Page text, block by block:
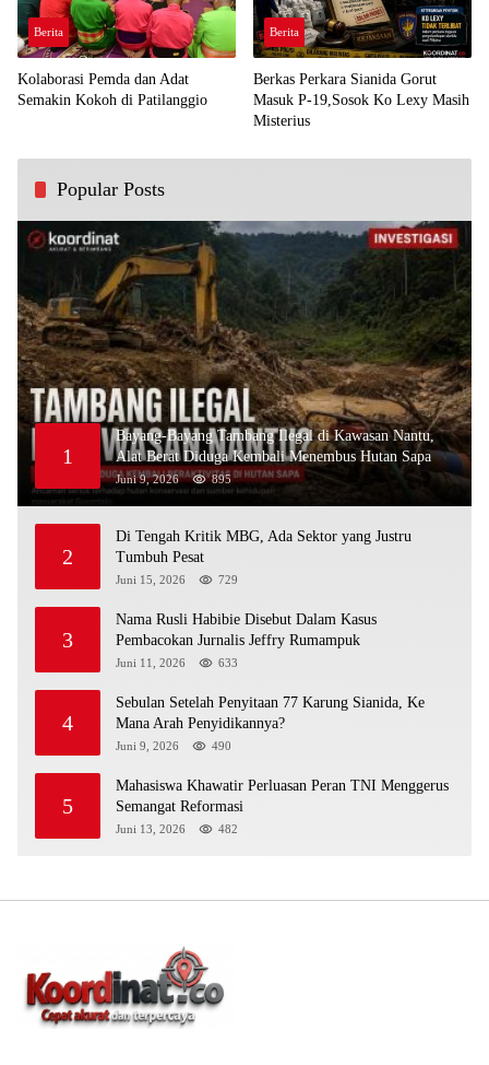
Berita
Kolaborasi Pemda dan Adat
Semakin Kokoh di Patilanggio
Berita
Berkas Perkara Sianida Gorut
Masuk P-19,Sosok Ko Lexy Masih
Misterius
Popular Posts
1
Bayang-Bayang Tambang Ilegal di Kawasan Nantu,
Alat Berat Diduga Kembali Menembus Hutan Sapa
Juni 9, 2026 895
2
Di Tengah Kritik MBG, Ada Sektor yang Justru
Tumbuh Pesat
Juni 15, 2026 729
3
Nama Rusli Habibie Disebut Dalam Kasus
Pembacokan Jurnalis Jeffry Rumampuk
Juni 11, 2026 633
4
Sebulan Setelah Penyitaan 77 Karung Sianida, Ke
Mana Arah Penyidikannya?
Juni 9, 2026 490
5
Mahasiswa Khawatir Perluasan Peran TNI Menggerus
Semangat Reformasi
Juni 13, 2026 482